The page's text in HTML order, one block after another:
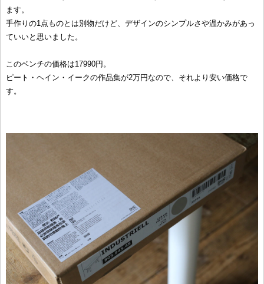
ます。
手作りの1点ものとは別物だけど、デザインのシンプルさや温かみがあっ
ていいと思いました。
このベンチの価格は17990円。
ピート・ヘイン・イークの作品集が2万円なので、それより安い価格で
す。